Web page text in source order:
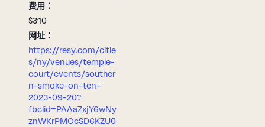
费用：
$310
网址：
https://resy.com/citie
s/ny/venues/temple-
court/events/souther
n-smoke-on-ten-
2023-09-20?
fbclid=PAAaZxjY6wNy
znWKrPMOcSD6KZU0